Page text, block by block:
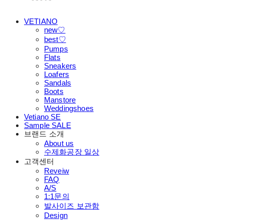
VETIANO
new♡
best♡
Pumps
Flats
Sneakers
Loafers
Sandals
Boots
Manstore
Weddingshoes
Vetiano SE
Sample SALE
브랜드 소개
About us
수제화공장 일상
고객센터
Reveiw
FAQ
A/S
1:1문의
발사이즈 보관함
Design